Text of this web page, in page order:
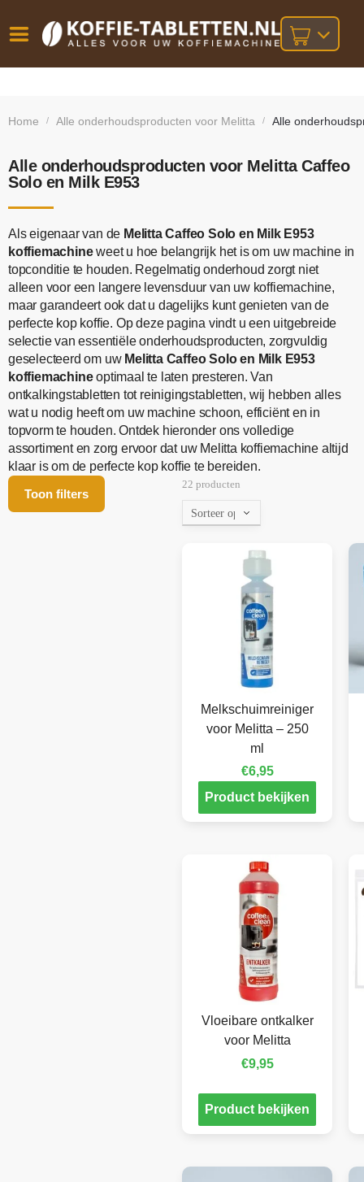
besteld,
bij orders
Home / Alle onderhoudsproducten voor Melitta / Alle
Alle onderhoudsproducten voor Melitta Caffeo
Solo en Milk E953
Als eigenaar van de Melitta Caffeo Solo en Milk E953
koffiemachineweet u hoe belangrijk het is om uw machine in
topconditie te houden. Regelmatig onderhoud zorgt niet
alleen voor een langere levensduur van uw koffiemachine,
maar garandeert ook dat u dagelijks kunt genieten van de
perfecte kop koffie. Op deze pagina vindt u een uitgebreide
selectie van essentiële onderhoudsproducten, zorgvuldig
geselecteerd om uw Melitta Caffeo Solo en Milk E953
koffiemachineoptimaal te laten presteren. Van
ontkalkingstabletten tot reinigingstabletten, wij hebben alles
wat u nodig heeft om uw machine schoon, efficiënt en in
topvorm te houden. Ontdek hieronder ons volledige
assortiment en zorg ervoor dat uw Melitta koffiemachine altijd
klaar is om de perfecte kop koffie te bereiden.
Toon filters
22 producten
Melkschuimreiniger
voor Melitta – 250
ml
€6,95
Product bekijken
Vloeibare ontkalker
voor Melitta
€9,95
Product bekijken